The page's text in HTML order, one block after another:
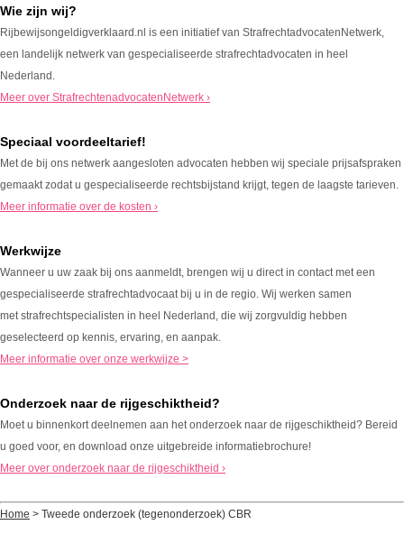
Wie zijn wij?
Rijbewijsongeldigverklaard.nl is een initiatief van StrafrechtadvocatenNetwerk,
een landelijk netwerk van gespecialiseerde strafrechtadvocaten in heel
Nederland.
Meer over StrafrechtenadvocatenNetwerk ›
Speciaal voordeeltarief!
Met de bij ons netwerk aangesloten advocaten hebben wij speciale prijsafspraken
gemaakt zodat u gespecialiseerde rechtsbijstand krijgt, tegen de laagste tarieven.
Meer informatie over de kosten ›
Werkwijze
Wanneer u uw zaak bij ons aanmeldt, brengen wij u direct in contact met een
gespecialiseerde strafrechtadvocaat bij u in de regio. Wij werken samen
met strafrechtspecialisten in heel Nederland, die wij zorgvuldig hebben
geselecteerd op kennis, ervaring, en aanpak.
Meer informatie over onze werkwijze >
Onderzoek naar de rijgeschiktheid?
Moet u binnenkort deelnemen aan het onderzoek naar de rijgeschiktheid? Bereid
u goed voor, en download onze uitgebreide informatiebrochure!
Meer over onderzoek naar de rijgeschiktheid ›
Home > Tweede onderzoek (tegenonderzoek) CBR